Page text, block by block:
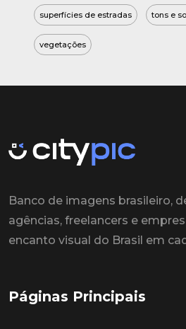
superfícies de estradas tons e
vegetações
Banco de imagens brasileiro,
agências, freelancers e
encanto visual do Brasil em
Páginas Principais